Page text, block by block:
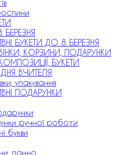
БЕРЕЗНЯ
БУКЕТИ ДО 8 БЕРЕЗНЯ
КОРЗИНИ, ПОДАРУНКИ
БУКЕТИ
ВЧИТЕЛЯ
упакування
ПОДАРУНКИ
ручної роботи
букви
панно